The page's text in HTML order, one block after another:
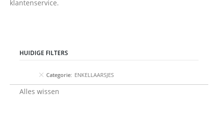
klantenservice.
HUIDIGE FILTERS
Categorie ENKELLAARSJES
Alles wissen